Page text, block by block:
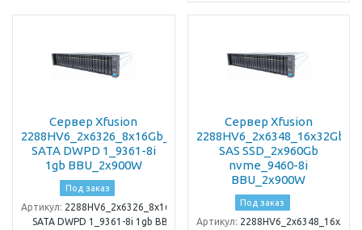
Сервер Xfusion
2288HV6_2x6326_8x16Gb_2x480Gb
SATA DWPD 1_9361-8i
1gb BBU_2x900W
Под заказ
Артикул: 2288HV6_2x6326_8x16Gb_2x480Gb
SATA DWPD 1_9361-8i 1gb BBU_2x900W
Сервер Xfusion
SAS SSD_2x960Gb
nvme_9460-8i
BBU_2x900W
Под заказ
Артикул: